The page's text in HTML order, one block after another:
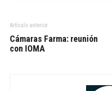
Artículo anterior
Cámaras Farma: reunión
con IOMA